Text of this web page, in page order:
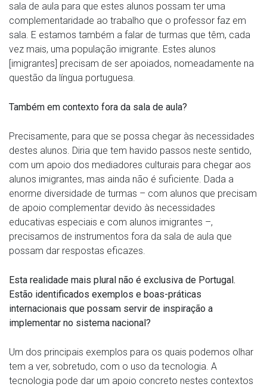
sala de aula para que estes alunos possam ter uma
complementaridade ao trabalho que o professor faz em
sala. E estamos também a falar de turmas que têm, cada
vez mais, uma população imigrante. Estes alunos
[imigrantes] precisam de ser apoiados, nomeadamente na
questão da língua portuguesa.
Também em contexto fora da sala de aula?
Precisamente, para que se possa chegar às necessidades
destes alunos. Diria que tem havido passos neste sentido,
com um apoio dos mediadores culturais para chegar aos
alunos imigrantes, mas ainda não é suficiente. Dada a
enorme diversidade de turmas – com alunos que precisam
de apoio complementar devido às necessidades
educativas especiais e com alunos imigrantes –,
precisamos de instrumentos fora da sala de aula que
possam dar respostas eficazes.
Esta realidade mais plural não é exclusiva de Portugal.
Estão identificados exemplos e boas-práticas
internacionais que possam servir de inspiração a
implementar no sistema nacional?
Um dos principais exemplos para os quais podemos olhar
tem a ver, sobretudo, com o uso da tecnologia. A
tecnologia pode dar um apoio concreto nestes contextos